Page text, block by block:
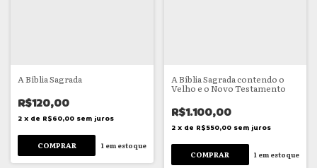
A Bíblia Sagrada
R$120,00
2 x de R$60,00 sem juros
1em estoque
A Bíblia Sagrada contendo o
Velho e o Novo Testamento
R$1.100,00
2 x de R$550,00 sem juros
1 em estoque